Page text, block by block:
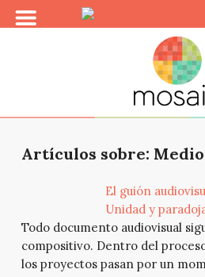
Artículos sobre:
El guión
Unidad y
Todo documento audiovisual
compositivo. Dentro del
los proyectos pasan por un